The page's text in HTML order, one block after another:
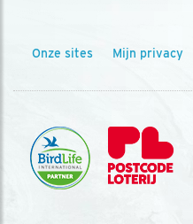
Onze sites Mijn privacy